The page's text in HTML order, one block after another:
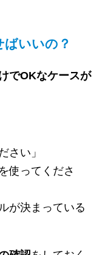
いいの？
でOKなケースが
さい」
使ってくださ
が決まっている